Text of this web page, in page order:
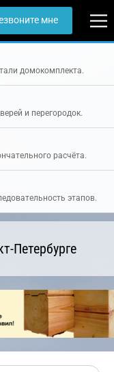
мне
домокомплекта.
и перегородок.
расчёта.
этапов.
Петербурге